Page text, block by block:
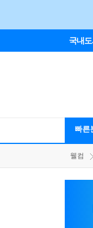
국내도
빠른
웰컴